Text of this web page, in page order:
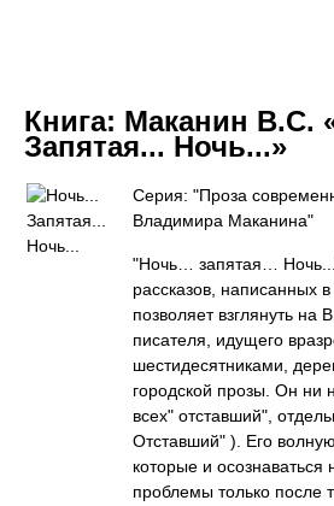
Книга: Маканин В.С.
Запятая... Ночь...»
Серия: "Проза
Владимира Маканина"
"Ночь… запятая…
рассказов, написанных
позволяет взглянуть на
писателя, идущего
шестидесятниками,
городской прозы. Он ни
всех" отставший",
Отставший" ). Его
которые и
проблемы только после